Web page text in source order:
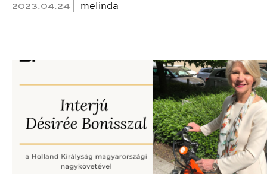
2023.04.24 | melinda